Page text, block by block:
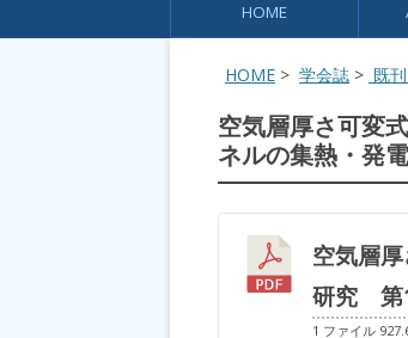
HOME
HOME > 学会誌 > 既
空気層厚さ可変
ネルの集熱・発
空気層
研究 第
1 ファイル